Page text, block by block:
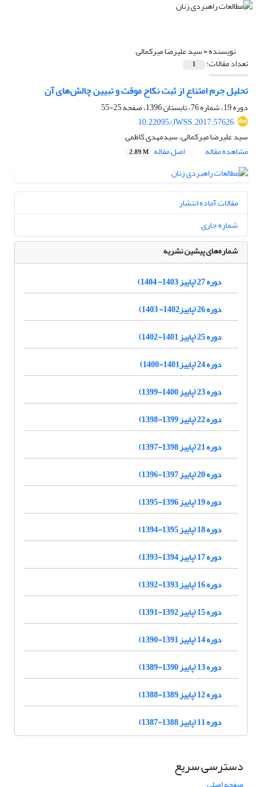
نویسنده =سید علیرضا میرکمالی
تعداد مقالات: 1
تحلیل جرم امتناع از ثبت نکاح موقت و تبیین چالش‌های آن
دوره 19، شماره 76، تابستان 1396، صفحه
25-55
10.22095/JWSS.2017.57626
سید علیرضا میرکمالی، سیدمهدی کاظمی
مشاهده مقاله
اصل مقاله 2.89 M
مقالات آماده انتشار
شماره جاری
شماره‌های پیشین نشریه
دوره 27 (پاییز 1403- 1404)
دوره 26 (پاییز1402- 1403)
دوره 25 (پاییز 1401-1402)
دوره 24 (پاییز1401-1400)
دوره 23 (پاییز 1400-1399)
دوره 22 (پاییز 1399-1398)
دوره 21 (پاییز 1398-1397)
دوره 20 (پاییز 1397-1396)
دوره 19 (پاییز 1396-1395)
دوره 18 (پاییز 1395-1394)
دوره 17 (پاییز 1394-1393)
دوره 16 (پاییز 1393-1392)
دوره 15 (پاییز 1392-1391)
دوره 14 (پاییز 1391-1390)
دوره 13 (پاییز 1390-1389)
دوره 12 (پاییز 1389-1388)
دوره 11 (پاییز 1388-1387)
دسترسی سریع